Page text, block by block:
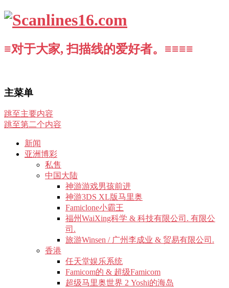
≡对于大家, 扫描线的爱好者。≡≡≡≡
主菜单
跳至主要内容
跳至第二个内容
新闻
亚洲博彩
私售
中国大陆
神游游戏男孩前进
神游3DS XL版马里奥
Famiclone小霸王
福州WaiXing科学 & 科技有限公司. 有限公
司.
旅游Winsen / 广州李成业 & 贸易有限公司.
香港
任天堂娱乐系统
Famicom的 & 超级Famicom
超级马里奥世界 2 Yoshi的海岛